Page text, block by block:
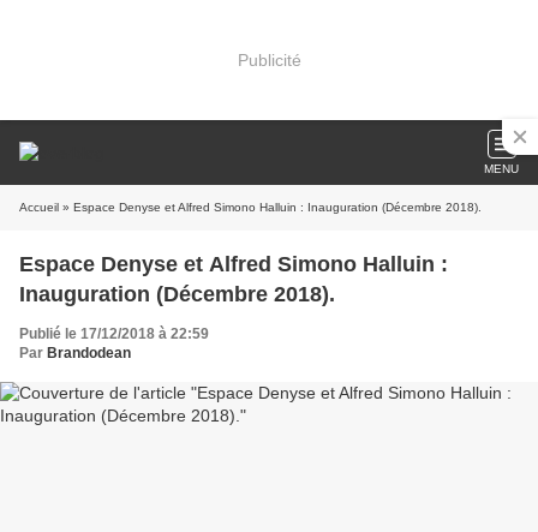
Publicité
MENU
Accueil » Espace Denyse et Alfred Simono Halluin : Inauguration (Décembre 2018).
Espace Denyse et Alfred Simono Halluin :
Inauguration (Décembre 2018).
Publié le 17/12/2018 à 22:59
Par Brandodean